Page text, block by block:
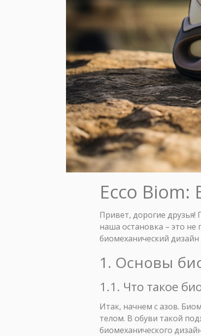
Ecco
Привет, дорогие друзья!
наша остановка – это не
биомеханический
1. Основы
1.1. Что такое
Итак, начнем с азов.
телом. В обуви такой
биомеханического